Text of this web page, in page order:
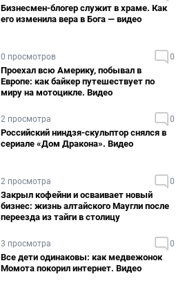
Бизнесмен-блогер служит в храме. Как
его изменила вера в Бога — видео
0 просмотров 0
Проехал всю Америку, побывал в
Европе: как байкер путешествует по
миру на мотоцикле. Видео
2 просмотра 0
Российский ниндзя-скульптор снялся в
сериале «Дом Дракона». Видео
2 просмотра 0
Закрыл кофейни и осваивает новый
бизнес: жизнь алтайского Маугли после
переезда из тайги в столицу
3 просмотра 0
Все дети одинаковы: как медвежонок
Момота покорил интернет. Видео